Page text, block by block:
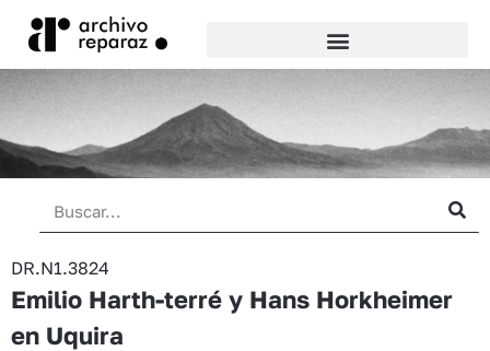
DR.N1.3824
Emilio Harth-terré y Hans Horkheimer
en Uquira